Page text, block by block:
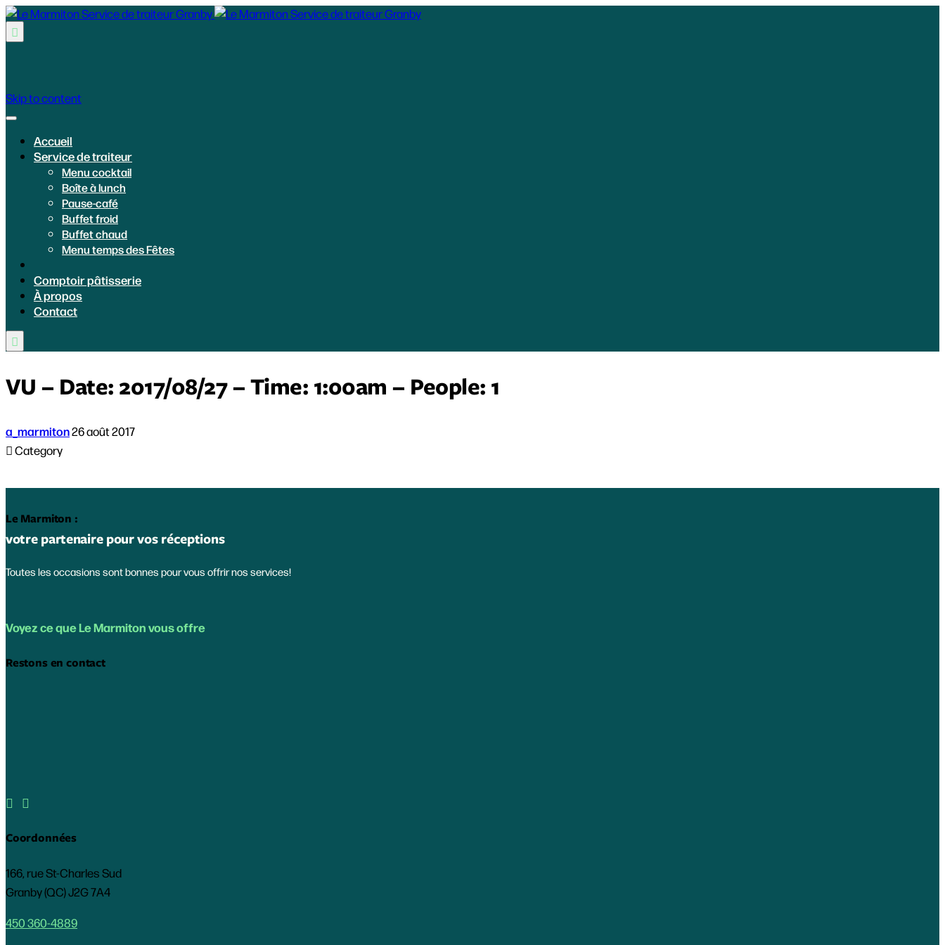

Skip to content
Accueil
Service de traiteur
Menu cocktail
Boîte à lunch
Pause-café
Buffet froid
Buffet chaud
Menu temps des Fêtes
Comptoir pâtisserie
À propos
Contact

VU – Date: 2017/08/27 – Time: 1:00am – People: 1
a_marmiton26 août 2017
Category
Le Marmiton :
votre partenaire pour vos réceptions
Toutes les occasions sont bonnes pour vous offrir nos services!
Voyez ce que Le Marmiton vous offre
Restons en contact
 
Coordonnées
166, rue St-Charles Sud
Granby (QC) J2G 7A4
450 360-4889